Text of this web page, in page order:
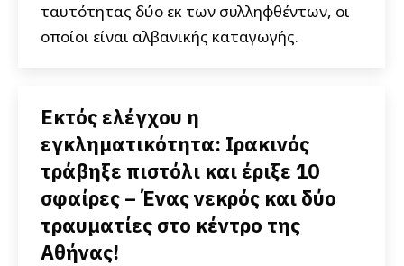
ταυτότητας δύο εκ των συλληφθέντων, οι
οποίοι είναι αλβανικής καταγωγής.
Εκτός ελέγχου η
εγκληματικότητα: Ιρακινός
τράβηξε πιστόλι και έριξε 10
σφαίρες – Ένας νεκρός και δύο
τραυματίες στο κέντρο της
Αθήνας!